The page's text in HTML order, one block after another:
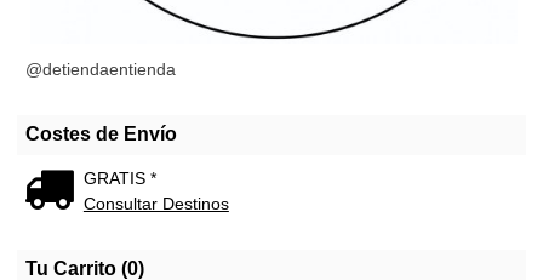
@detiendaentienda
Costes de Envío
GRATIS *
Consultar Destinos
Tu Carrito (0)